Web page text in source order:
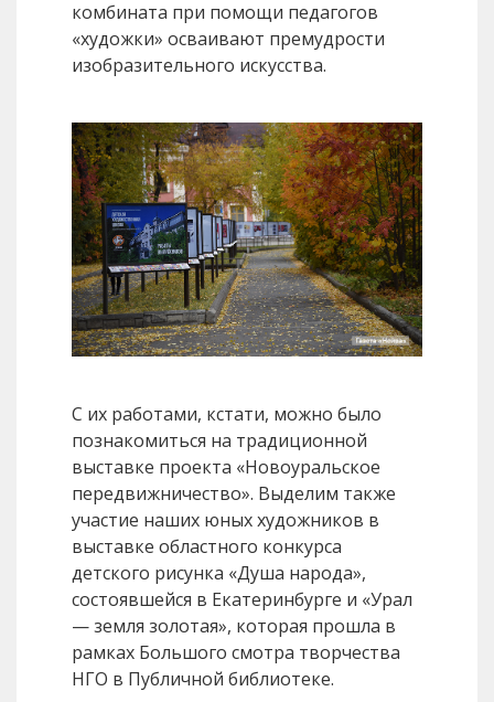
комбината при помощи педагогов
«художки» осваивают премудрости
изобразительного искусства.
С их работами, кстати, можно было
познакомиться на традиционной
выставке проекта «Новоуральское
передвижничество». Выделим также
участие наших юных художников в
выставке областного конкурса
детского рисунка «Душа народа»,
состоявшейся в Екатеринбурге и «Урал
— земля золотая», которая прошла в
рамках Большого смотра творчества
НГО в Публичной библиотеке.